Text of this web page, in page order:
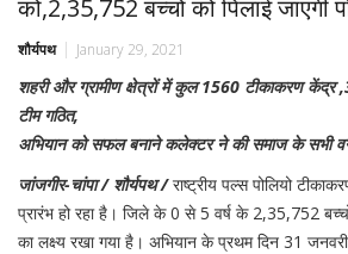
को,2,35,752 बच्चों को पिलाई जाएगी
शौर्यपथ January 29, 2021
शहरी और ग्रामीण क्षेत्रों में कुल 1560 टीकाकरण केंद्र
टीम गठित,
अभियान को सफल बनाने कलेक्टर ने की समाज के सभी
जांजगीर-चांपा / शौर्यपथ /राष्ट्रीय पल्स पोलियो
प्रारंभ हो रहा है। जिले के 0 से 5 वर्ष के 2,35,752 बच्चों
का लक्ष्य रखा गया है। अभियान के प्रथम दिन 31